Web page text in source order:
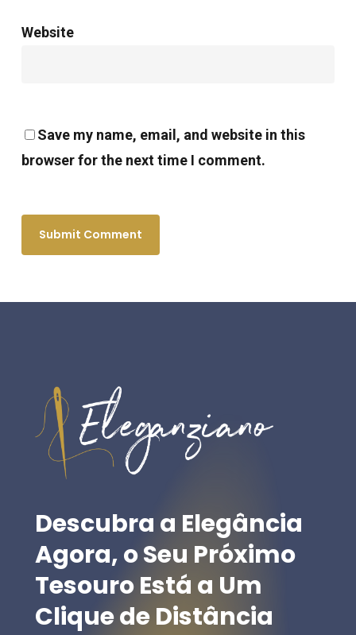
Website
Save my name, email, and website in this
browser for the next time I comment.
Descubra a Elegância
Agora,oSeu Próximo
TesouroEstá a Um
CliquedeDistância